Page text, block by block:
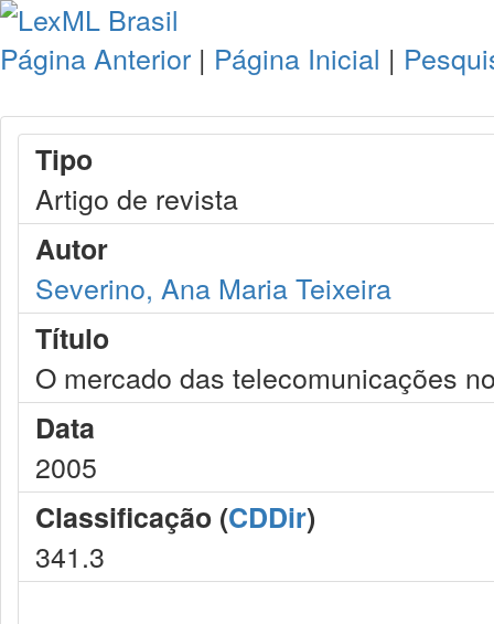
Página Anterior | Página Inicial |
Tipo
Artigo de revista
Autor
Severino, Ana Maria Teixeira
Título
O mercado das telecomunicações
Data
2005
Classificação (CDDir)
341.3